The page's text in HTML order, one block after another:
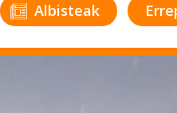
Albisteak